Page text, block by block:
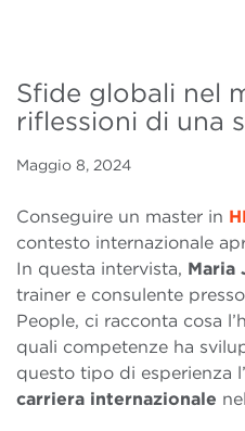
Sfide globali nel
riflessioni di una
Maggio 8, 2024
Conseguire un master in
contesto internazionale
In questa intervista, Maria
trainer e consulente
People, ci racconta cosa
quali competenze ha
questo tipo di esperienza
carriera internazionale